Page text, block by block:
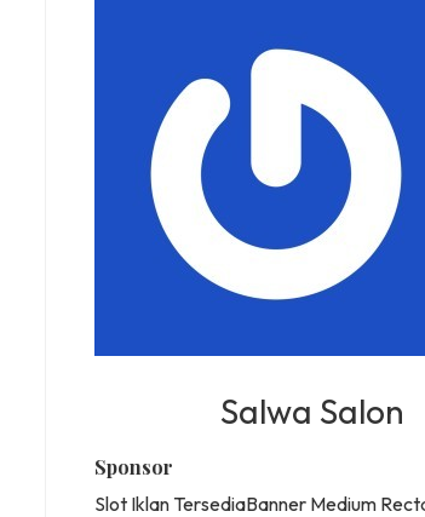
Salwa Salon
Sponsor
Slot Iklan TersediaBanner Medium